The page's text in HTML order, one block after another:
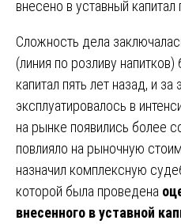
внесено в уставный
Сложность дела
(линия по розливу
капитал пять лет назад, и за
эксплуатировалось в
на рынке появились более
повлияло на рыночную
назначил комплексную
которой была проведена
внесенного в уставной